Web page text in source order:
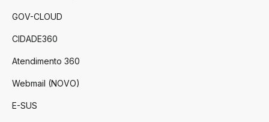
GOV-CLOUD
CIDADE360
Atendimento 360
Webmail (NOVO)
E-SUS